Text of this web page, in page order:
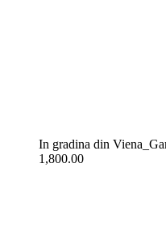
In gradina din
1,800.00